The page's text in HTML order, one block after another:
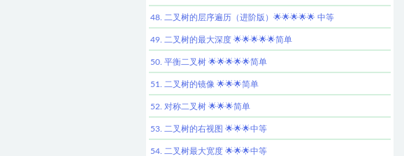
48. 二叉树的层序遍历（进阶版）🌟🌟🌟🌟🌟 中等
49. 二叉树的最大深度 🌟🌟🌟🌟🌟简单
50. 平衡二叉树 🌟🌟🌟🌟🌟简单
51. 二叉树的镜像 🌟🌟🌟简单
52. 对称二叉树 🌟🌟🌟简单
53. 二叉树的右视图 🌟🌟🌟中等
54. 二叉树最大宽度 🌟🌟🌟中等